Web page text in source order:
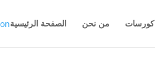
الصفحة الرئيسية من نحن كورسات